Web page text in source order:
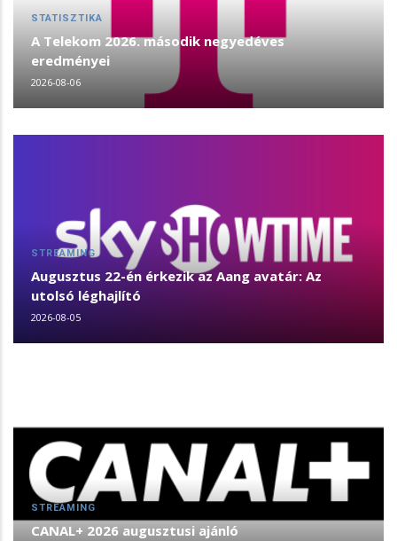
STATISZTIKA
A Telekom 2026. második negyedéves
eredményei
2026-08-06
STREAMING
Augusztus 22-én érkezik az Aang avatár: Az
utolsó léghajlító
2026-08-05
STREAMING
CANAL+ 2026 augusztusi ajánló